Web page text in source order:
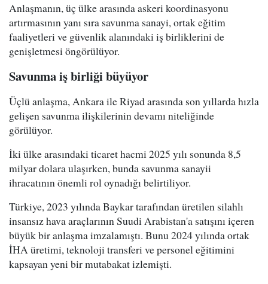
Anlaşmanın, üç ülke arasında askeri koordinasyonu
artırmasının yanı sıra savunma sanayi, ortak eğitim
faaliyetleri ve güvenlik alanındaki iş birliklerini de
genişletmesi öngörülüyor.
Savunma iş birliği büyüyor
Üçlü anlaşma, Ankara ile Riyad arasında son yıllarda hızla
gelişen savunma ilişkilerinin devamı niteliğinde
görülüyor.
İki ülke arasındaki ticaret hacmi 2025 yılı sonunda 8,5
milyar dolara ulaşırken, bunda savunma sanayii
ihracatının önemli rol oynadığı belirtiliyor.
Türkiye, 2023 yılında Baykar tarafından üretilen silahlı
insansız hava araçlarının Suudi Arabistan'a satışını içeren
büyük bir anlaşma imzalamıştı. Bunu 2024 yılında ortak
İHA üretimi, teknoloji transferi ve personel eğitimini
kapsayan yeni bir mutabakat izlemişti.